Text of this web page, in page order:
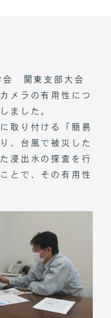
会 関東支部大会
メラの有用性につ
ました。
取り付ける「簡易
、台風で被災した
浸出水の探査を行
とで、その有用性